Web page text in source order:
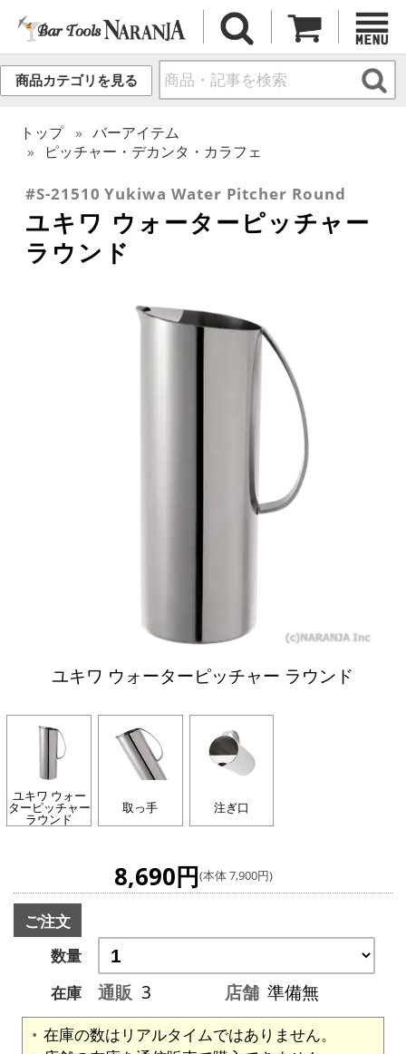
商品カテゴリを見る
トップ
バーアイテム
ピッチャー・デカンタ・カラフェ
#S-21510 Yukiwa Water Pitcher Round
ユキワ ウォーターピッチャー
ラウンド
ユキワ ウォーターピッチャー ラウンド
ユキワ ウォー
ターピッチャー
ラウンド
取っ手 注ぎ口
8,690円(本体 7,900円)
ご注文
数量
在庫
通販 3 店舗 準備無
在庫の数はリアルタイムではありません。